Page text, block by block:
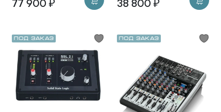
77 900 ₽ 38 800 ₽
Под заказ Под заказ